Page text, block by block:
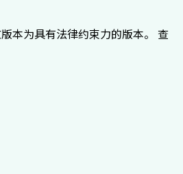
本为具有法律约束力的版本。
查